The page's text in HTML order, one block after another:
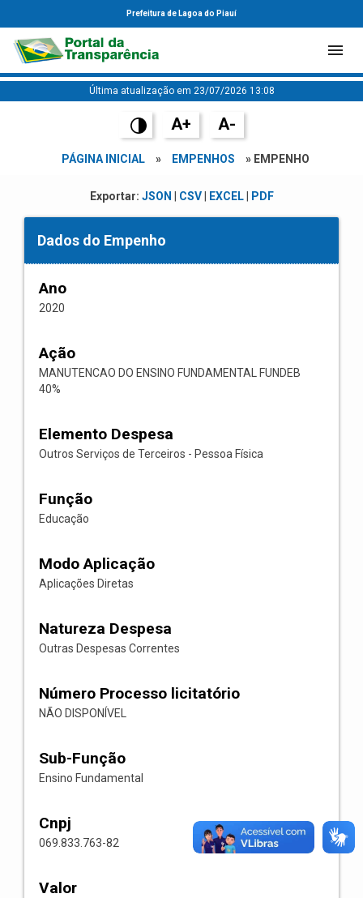
Prefeitura de Lagoa do Piauí
Última atualização em 23/07/2026 13:08
A+ A-
PÁGINA INICIAL » EMPENHOS » EMPENHO
Exportar: JSON CSV| EXCEL| PDF
Dados do Empenho
Ano
2020
Ação
MANUTENCAO DO ENSINO FUNDAMENTAL FUNDEB
40%
Elemento Despesa
Outros Serviços de Terceiros - Pessoa Física
Função
Educação
Modo Aplicação
Aplicações Diretas
Natureza Despesa
Outras Despesas Correntes
Número Processo licitatório
NÃO DISPONÍVEL
Sub-Função
Ensino Fundamental
Cnpj
069.833.763-82
Valor